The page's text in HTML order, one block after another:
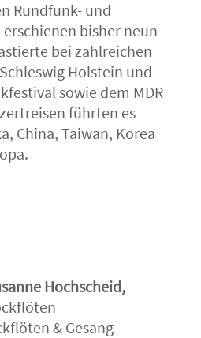
Rundfunk- und
bisher neun
bei zahlreichen
Holstein und
sowie dem MDR
führten es
China, Taiwan, Korea
Hochscheid,
& Gesang